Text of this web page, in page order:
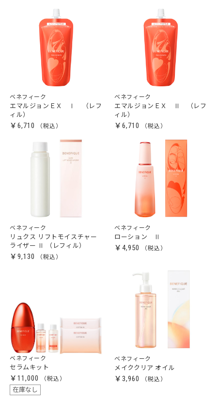
ベネフィーク
エマルジョンＥＸ Ⅰ （レフ
ィル）
￥6,710
ベネフィーク
エマルジョンＥＸ Ⅱ （レフ
ィル）
￥6,710
ベネフィーク
リュクス リフトモイスチャー
ライザー Ⅱ （レフィル）
￥9,130
ベネフィーク
ローション Ⅱ
￥4,950
ベネフィーク
セラムキット
￥11,000
在庫なし
ベネフィーク
メイククリア オイル
￥3,960